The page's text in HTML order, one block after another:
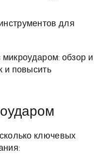
для
обзор и
и повысить
ключевых